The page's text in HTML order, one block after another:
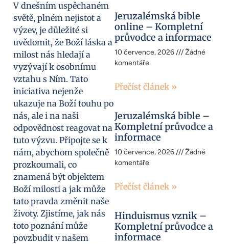
V dnešním uspěchaném
světě, plném nejistot a
výzev, je důležité si
uvědomit, že Boží láska a
milost nás hledají a
vyzývají k osobnímu
vztahu s Ním. Tato
iniciativa nejenže
ukazuje na Boží touhu po
nás, ale i na naši
odpovědnost reagovat na
tuto výzvu. Připojte se k
nám, abychom společně
prozkoumali, co
znamená být objektem
Boží milosti a jak může
tato pravda změnit naše
životy. Zjistíme, jak nás
toto poznání může
povzbudit v našem
Jeruzalémská bible
online – Kompletní
průvodce a informace
10 července, 2026
Žádné
komentáře
Přečíst článek »
Jeruzalémská bible –
Kompletní průvodce a
informace
10 července, 2026
Žádné
komentáře
Přečíst článek »
Hinduismus vznik –
Kompletní průvodce a
informace